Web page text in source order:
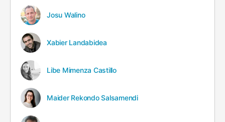
Josu Walino
Xabier Landabidea
Libe Mimenza Castillo
Maider Rekondo Salsamendi